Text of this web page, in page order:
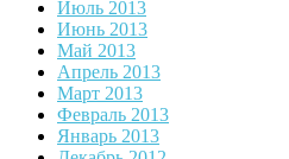
Июль 2013
Июнь 2013
Май 2013
Апрель 2013
Март 2013
Февраль 2013
Январь 2013